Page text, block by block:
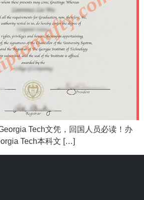
Tech文凭，回国人员必读！办
Tech本科文 […]